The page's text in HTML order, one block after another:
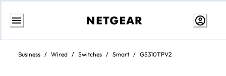
Aller
contenuBusiness / Wired / Switches / Smart / GS310TPV2